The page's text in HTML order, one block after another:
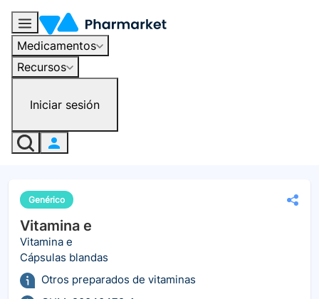
Medicamentos
Recursos
Iniciar sesión
Genérico
Vitamina e
Vitamina e
Cápsulas blandas
Otros preparados de vitaminas